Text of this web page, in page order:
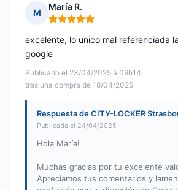
M
María R.
Nota: 5 de 5
Publicado el 23/04/2025 à 09h14
tras una compra de 18/04/2025
excelente, lo unico mal referenciada
google
Respuesta de CITY-LOCKER
Publicada el 24/04/2025
Hola María!
Muchas gracias por tu excelente
Apreciamos tus comentarios y